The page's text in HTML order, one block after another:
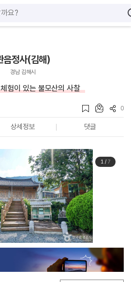
음정사(김해)
경남 김해시
험이 있는 불모산의 사찰
0
상세정보 댓글
1/ 7